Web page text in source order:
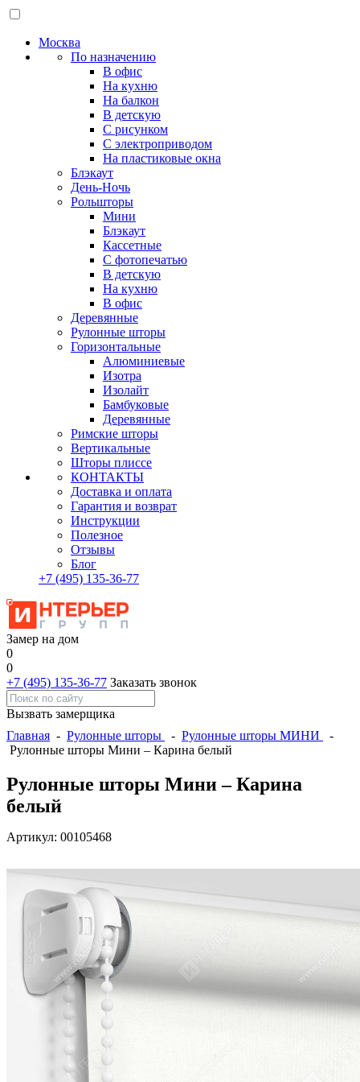
Москва
По назначению
В офис
На кухню
На балкон
В детскую
С рисунком
С электроприводом
На пластиковые окна
Блэкаут
День-Ночь
Рольшторы
Мини
Блэкаут
Кассетные
С фотопечатью
В детскую
На кухню
В офис
Деревянные
Рулонные шторы
Горизонтальные
Алюминиевые
Изотра
Изолайт
Бамбуковые
Деревянные
Римские шторы
Вертикальные
Шторы плиссе
КОНТАКТЫ
Доставка и оплата
Гарантия и возврат
Инструкции
Полезное
Отзывы
Блог
+7 (495) 135-36-77
Замер на дом
0
0
+7 (495) 135-36-77 Заказать звонок
Вызвать замерщика
Главная - Рулонные шторы - Рулонные шторы МИНИ
-
Рулонные шторы Мини – Карина белый
Рулонные шторы Мини – Карина
белый
Артикул: 00105468